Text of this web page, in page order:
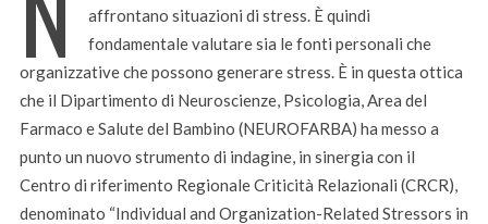
affrontano situazioni di stress. È quindi
fondamentale valutare sia le fonti personali che
organizzative che possono generare stress. È in questa ottica
che il Dipartimento di Neuroscienze, Psicologia, Area del
Farmaco e Salute del Bambino (NEUROFARBA) ha messo a
punto un nuovo strumento di indagine, in sinergia con il
Centro di riferimento Regionale Criticità Relazionali (CRCR),
denominato “Individual and Organization-Related Stressors in